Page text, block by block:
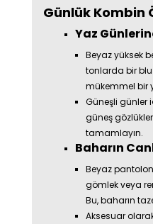
Günlük Kombin
Yaz
Beyaz yüksek
tonlarda bir
mükemmel bir
Güneşli günler
güneş
tamamlayın.
Baharın
Beyaz
gömlek veya
Bu, baharın
Aksesuar